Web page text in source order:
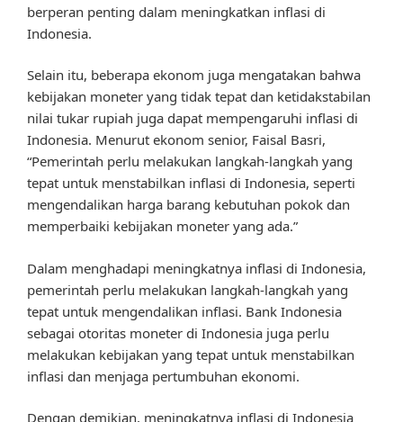
berperan penting dalam meningkatkan inflasi di
Indonesia.
Selain itu, beberapa ekonom juga mengatakan bahwa
kebijakan moneter yang tidak tepat dan ketidakstabilan
nilai tukar rupiah juga dapat mempengaruhi inflasi di
Indonesia. Menurut ekonom senior, Faisal Basri,
“Pemerintah perlu melakukan langkah-langkah yang
tepat untuk menstabilkan inflasi di Indonesia, seperti
mengendalikan harga barang kebutuhan pokok dan
memperbaiki kebijakan moneter yang ada.”
Dalam menghadapi meningkatnya inflasi di Indonesia,
pemerintah perlu melakukan langkah-langkah yang
tepat untuk mengendalikan inflasi. Bank Indonesia
sebagai otoritas moneter di Indonesia juga perlu
melakukan kebijakan yang tepat untuk menstabilkan
inflasi dan menjaga pertumbuhan ekonomi.
Dengan demikian, meningkatnya inflasi di Indonesia